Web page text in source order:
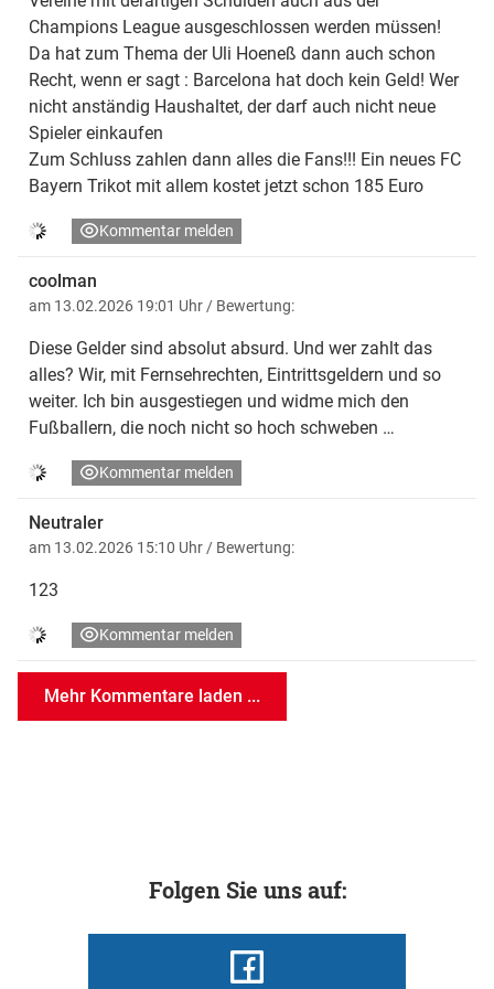
"Wir freuen uns, dass Konny weiter seinen Weg beim FC
auf Top-Niveau hat seinen Namen, und mit seinen
Fähigkeiten und seinem Charakter ist er ein wichtiger Teil
des Teams. Er ist ein Spieler, der andere mitreißt und
Allrounder spielt seit Sommer 2023 für Bayern und war bei
vorgestoßen, dort aber am späteren Weltmeister Spanien
Champions League ausgeschlossen werden müssen!
Da hat zum Thema der Uli Hoeneß dann auch schon
Recht, wenn er sagt : Barcelona hat doch kein Geld! Wer
nicht anständig Haushaltet, der darf auch nicht neue
Spieler einkaufen
Zum Schluss zahlen dann alles die Fans!!! Ein neues FC
Bayern Trikot mit allem kostet jetzt schon 185 Euro
Kommentar melden
coolman
am 13.02.2026 19:01 Uhr / Bewertung:
Diese Gelder sind absolut absurd. Und wer zahlt das
alles? Wir, mit Fernsehrechten, Eintrittsgeldern und so
weiter. Ich bin ausgestiegen und widme mich den
Fußballern, die noch nicht so hoch schweben …
Kommentar melden
Neutraler
am 13.02.2026 15:10 Uhr / Bewertung:
123
Kommentar melden
Mehr Kommentare laden ...
Folgen Sie uns auf: